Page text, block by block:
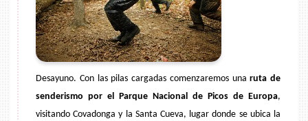
Desayuno. Con las pilas cargadas comenzaremos unaruta de
senderismo por el Parque Nacional de Picos de Europa,
visitando Covadonga y la Santa Cueva, lugar donde se ubica la